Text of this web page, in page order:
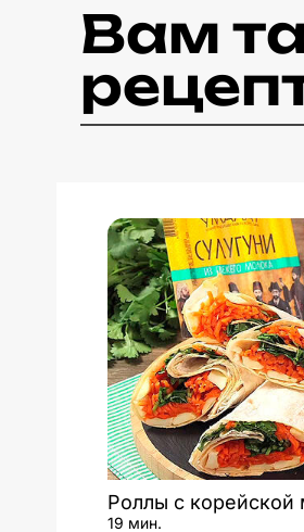
Вам
Роллы с
19 мин.